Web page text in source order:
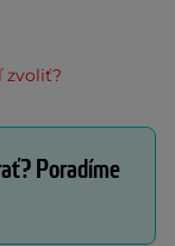
zvoliť?
Poradíme